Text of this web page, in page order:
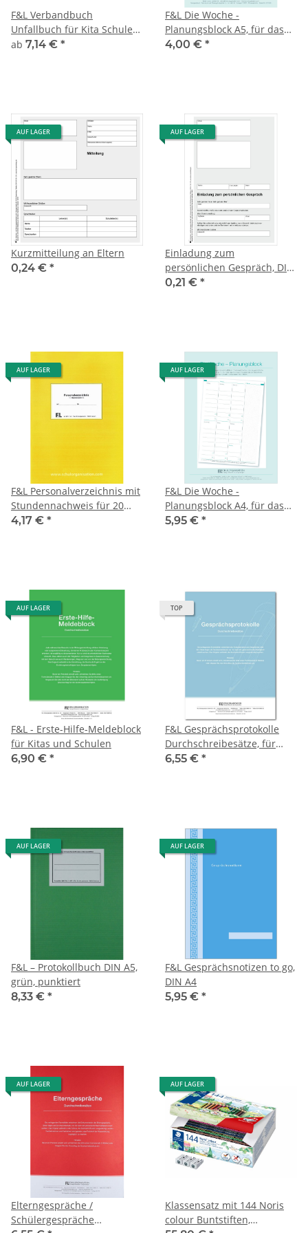
F&L Verbandbuch
Unfallbuch für Kita Schule
Kindertagesstätte (§ 24 Abs.
ab 7,14 € *
F&L Die Woche -
Planungsblock A5, für das
Büro oder für zu Hause
4,00 € *
AUF LAGER
Kurzmitteilung an Eltern
0,24 € *
AUF LAGER
Einladung zum
persönlichen Gespräch, DIN
A5
0,21 € *
AUF LAGER
F&L Personalverzeichnis mit
Stundennachweis für 20
Mitarbeiter/innen
4,17 € *
AUF LAGER
F&L Die Woche -
Planungsblock A4, für das
Büro oder für zu Hause
5,95 € *
AUF LAGER
F&L - Erste-Hilfe-Meldeblock
für Kitas und Schulen
6,90 € *
TOP
F&L Gesprächsprotokolle
Durchschreibesätze, für
Kita, Schule und sonstige
6,55 € *
AUF LAGER
F&L – Protokollbuch DIN A5,
grün, punktiert
8,33 € *
AUF LAGER
F&L Gesprächsnotizen to go,
DIN A4
5,95 € *
AUF LAGER
Elterngespräche /
Schülergespräche
AUF LAGER
Klassensatz mit 144 Noris
colour Buntstiften,